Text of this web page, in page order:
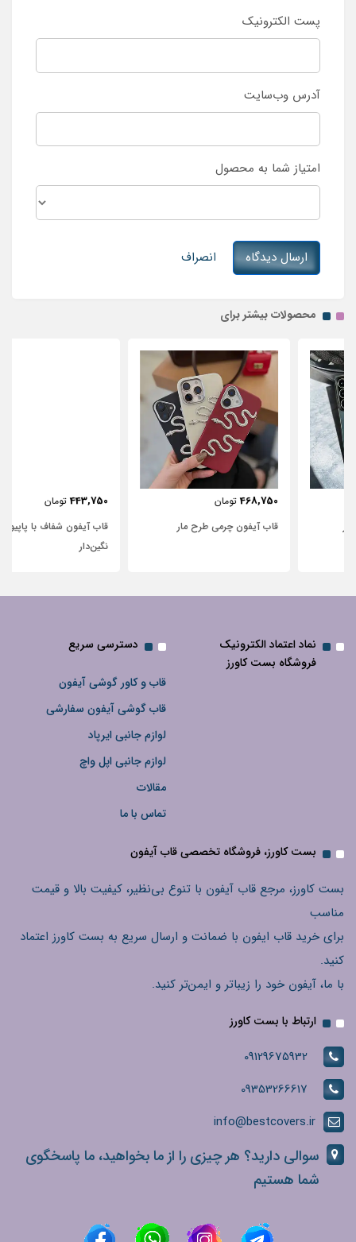
پست الکترونیک
آدرس وب‌سایت
امتیاز شما به محصول
ارسال دیدگاه انصراف
محصولات بیشتر برای
تومان
قاب آیفون چرمی طرح مار
تومان
قاب آیفون شفاف با پاپیون سفید و
نماد اعتماد الکترونیک
فروشگاه بست کاورز
دسترسی سریع
قاب و کاور گوشی آیفون
قاب گوشی آیفون سفارشی
لوازم جانبی ایرپاد
لوازم جانبی اپل واچ
مقالات
تماس با ما
بست کاورز، فروشگاه تخصصی قاب آیفون
بست کاورز، مرجع قاب آیفون با تنوع بی‌نظیر، کیفیت بالا و قیمت
مناسب
برای خرید قاب ایفون با ضمانت و ارسال سریع به بست کاورز اعتماد
کنید.
با ما، آیفون خود را زیباتر و ایمن‌تر کنید.
ارتباط با بست کاورز
09129675932
09353266617
info@bestcovers.ir
سوالی دارید؟ هر چیزی را از ما بخواهید، ما پاسخگوی
شما هستیم